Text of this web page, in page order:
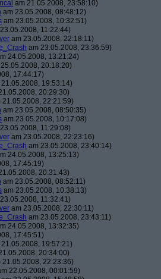
am 21.05.2008, 23:58:10)
am 23.05.2008, 08:48:12)
am 23.05.2008, 10:32:51)
11:22:44)
am 23.05.2008, 22:18:11)
am 23.05.2008, 23:36:59)
24.05.2008, 13:21:24)
20:18:20)
17:44:17)
19:53:14)
20:29:30)
21.05.2008, 22:21:59)
am 23.05.2008, 08:50:35)
am 23.05.2008, 10:17:08)
11:29:08)
am 23.05.2008, 22:23:16)
am 23.05.2008, 23:40:14)
24.05.2008, 13:25:13)
17:45:19)
20:31:43)
am 23.05.2008, 08:52:11)
am 23.05.2008, 10:38:13)
11:32:41)
am 23.05.2008, 22:30:11)
am 23.05.2008, 23:43:11)
24.05.2008, 13:32:35)
17:45:51)
19:57:21)
20:34:00)
21.05.2008, 22:23:36)
22.05.2008, 00:01:59)